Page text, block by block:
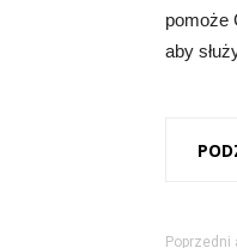
pomoże
aby
Poprzedni